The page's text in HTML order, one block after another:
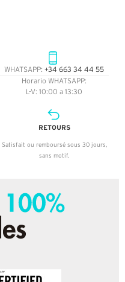
WHATSAPP: +34 663 34 44 55
Horario WHATSAPP:
L-V: 10:00 a 13:30
RETOURS
Satisfait ou remboursé sous 30 jours,
sans motif.